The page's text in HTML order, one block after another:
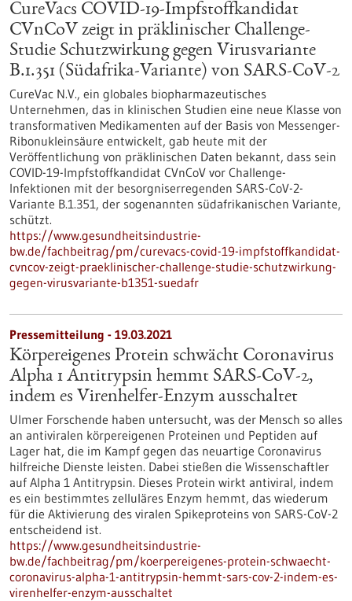
CureVacs COVID-19-Impfstoffkandidat
CVnCoV zeigt in präklinischer Challenge-
Studie Schutzwirkung gegen Virusvariante
B.1.351 (Südafrika-Variante) von SARS-CoV-2
CureVac N.V., ein globales biopharmazeutisches
Unternehmen, das in klinischen Studien eine neue Klasse von
transformativen Medikamenten auf der Basis von Messenger-
Ribonukleinsäure entwickelt, gab heute mit der
Veröffentlichung von präklinischen Daten bekannt, dass sein
COVID-19-Impfstoffkandidat CVnCoV vor Challenge-
Infektionen mit der besorgniserregenden SARS-CoV-2-
Variante B.1.351, der sogenannten südafrikanischen Variante,
schützt.
https://www.gesundheitsindustrie-
bw.de/fachbeitrag/pm/curevacs-covid-19-impfstoffkandidat-
cvncov-zeigt-praeklinischer-challenge-studie-schutzwirkung-
gegen-virusvariante-b1351-suedafr
Pressemitteilung - 19.03.2021
Körpereigenes Protein schwächt Coronavirus
Alpha 1 Antitrypsin hemmt SARS-CoV-2,
indem es Virenhelfer-Enzym ausschaltet
Ulmer Forschende haben untersucht, was der Mensch so alles
an antiviralen körpereigenen Proteinen und Peptiden auf
Lager hat, die im Kampf gegen das neuartige Coronavirus
hilfreiche Dienste leisten. Dabei stießen die Wissenschaftler
auf Alpha 1 Antitrypsin. Dieses Protein wirkt antiviral, indem
es ein bestimmtes zelluläres Enzym hemmt, das wiederum
für die Aktivierung des viralen Spikeproteins von SARS-CoV-2
entscheidend ist.
https://www.gesundheitsindustrie-
bw.de/fachbeitrag/pm/koerpereigenes-protein-schwaecht-
coronavirus-alpha-1-antitrypsin-hemmt-sars-cov-2-indem-es-
virenhelfer-enzym-ausschaltet